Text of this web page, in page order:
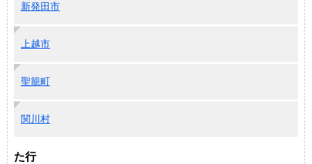
新発田市
上越市
聖籠町
関川村
た行